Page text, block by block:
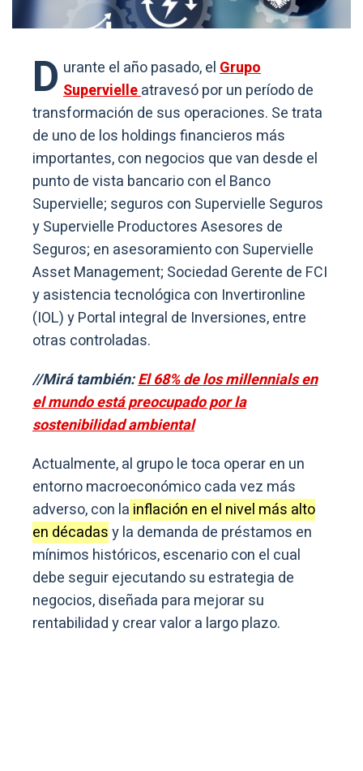
D urante el año pasado, elGrupo
Supervielleatravesó por un período de
transformación de sus operaciones. Se trata
de uno de los holdings financieros más
importantes, con negocios que van desde el
punto de vista bancario con el Banco
Supervielle; seguros con Supervielle Seguros
y Supervielle Productores Asesores de
Seguros; en asesoramiento con Supervielle
Asset Management; Sociedad Gerente de FCI
y asistencia tecnológica con Invertironline
(IOL) y Portal integral de Inversiones, entre
otras controladas.
//Mirá también:El 68% de los millennials en
el mundo está preocupado por la
sostenibilidad ambiental
Actualmente, al grupo le toca operar en un
entorno macroeconómico cada vez más
adverso, con la inflación en el nivel más alto
en décadasy la demanda de préstamos en
mínimos históricos, escenario con el cual
debe seguir ejecutando su estrategia de
negocios, diseñada para mejorar su
rentabilidad y crear valor a largo plazo.